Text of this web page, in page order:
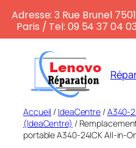
contenu
Accueil / IdeaCentre /A340-
(IdeaCentre) /
portable A340-24ICK All-in-
Adresse: 3 Rue Brunel
Paris / Tel: 09 54 37 04 03